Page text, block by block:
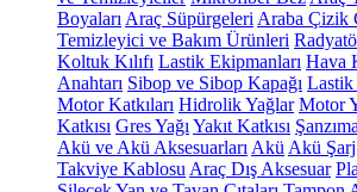
Boyaları Araç Süpürgeleri Araba Çizik
Temizleyici ve Bakım Ürünleri
Koltuk Kılıfı Lastik Ekipmanları Hava
Anahtarı Sibop ve Sibop Kapağı
Motor Katkıları Hidrolik Yağlar Motor
Katkısı Gres Yağı Yakıt Katkısı
Akü ve Akü Aksesuarları Akü Akü Şarj
Takviye Kablosu Araç Dış Aksesuar